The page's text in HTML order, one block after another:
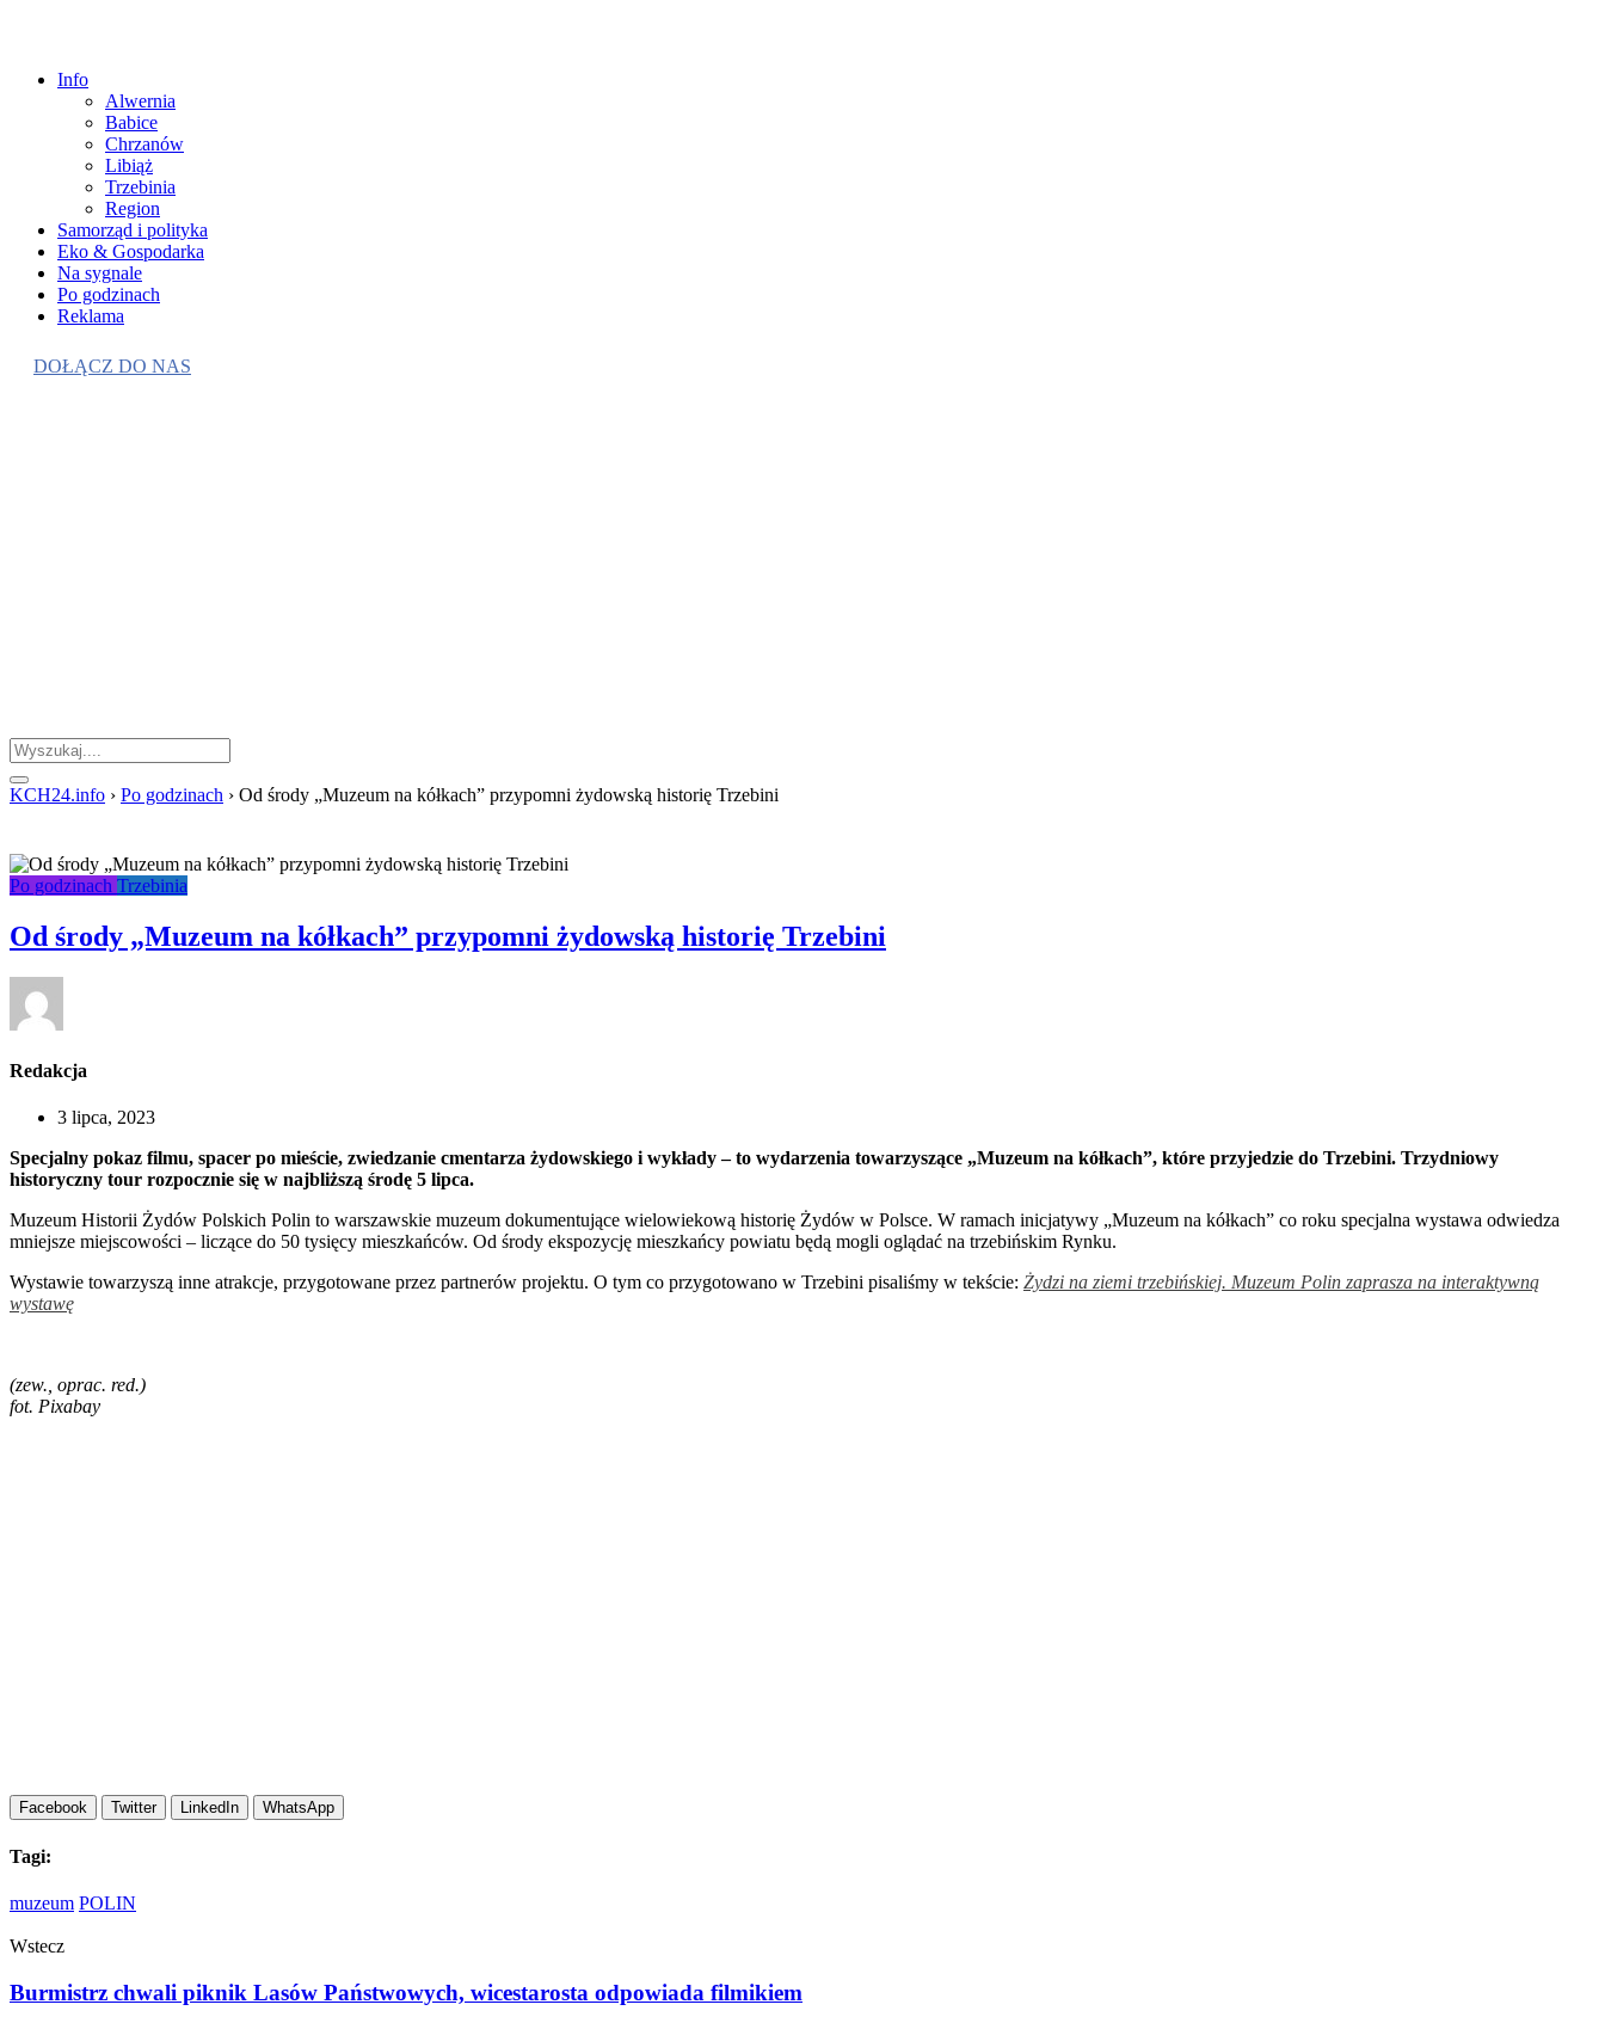
Info
Alwernia
Babice
Chrzanów
Libiąż
Trzebinia
Region
Samorząd i polityka
Eko & Gospodarka
Na sygnale
Po godzinach
Reklama
DOŁĄCZ DO NAS
KCH24.info › Po godzinach › Od środy „Muzeum na kółkach” przypomni żydowską historię Trzebini
Po godzinach Trzebinia
Od środy „Muzeum na kółkach” przypomni żydowską historię Trzebini
Redakcja
3 lipca, 2023
Specjalny pokaz filmu, spacer po mieście, zwiedzanie cmentarza żydowskiego i wykłady – to wydarzenia towarzyszące „Muzeum na kółkach”, które przyjedzie do Trzebini. Trzydniowy
historyczny tour rozpocznie się w najbliższą środę 5 lipca.
Muzeum Historii Żydów Polskich Polin to warszawskie muzeum dokumentujące wielowiekową historię Żydów w Polsce. W ramach inicjatywy „Muzeum na kółkach” co roku specjalna wystawa odwiedza
mniejsze miejscowości – liczące do 50 tysięcy mieszkańców. Od środy ekspozycję mieszkańcy powiatu będą mogli oglądać na trzebińskim Rynku.
Wystawie towarzyszą inne atrakcje, przygotowane przez partnerów projektu. O tym co przygotowano w Trzebini pisaliśmy w tekście: Żydzi na ziemi trzebińskiej. Muzeum Polin zaprasza na interaktywną
wystawę
(zew., oprac. red.)
fot. Pixabay
Facebook Twitter LinkedIn WhatsApp
Tagi:
muzeum POLIN
Wstecz
Burmistrz chwali piknik Lasów Państwowych, wicestarosta odpowiada filmikiem